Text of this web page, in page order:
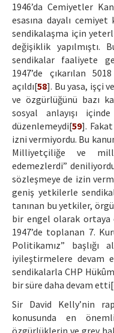
1946’da Cemiyetler
esasına dayalı cemiyet
sendikalaşma için
değişiklik yapılmıştı.
sendikalar faaliyete
1947’de çıkarılan
açıldı[58]. Bu yasa, işçi
ve özgürlüğünü bazı
sosyal anlayışı
düzenlemeydi[59].
izni vermiyordu. Bu
Milliyetçiliğe ve
edemezlerdi”
sözleşmeye de izin
geniş yetkilerle
tanınan bu yetkiler,
bir engel olarak ortaya
1947’de toplanan 7.
Politikamız” başlığı
iyileştirmelere devam
sendikalarla CHP
bir süre daha devam etti[
Sir David Kelly’nin
konusunda en